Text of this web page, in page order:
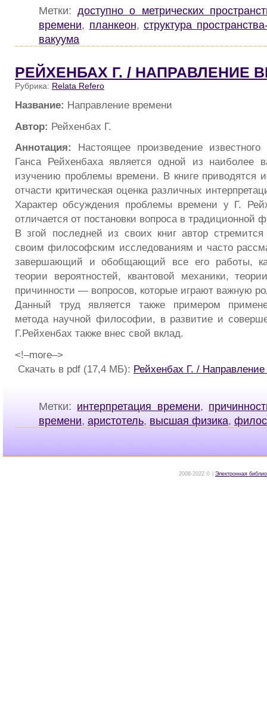
Метки:доступно о метрических
времени, планкеон, структура
вакуума
РЕЙХЕНБАХ Г. / НАПРАВЛЕНИЕ
Рубрика: Relata Refero
Название: Направление времени
Автор: Рейхенбах Г.
Аннотация: Настоящее произведение
Ганса Рейхенбаха является одной из наиболее
изучению проблемы времени. В книге приводятся
отчасти критическая оценка различных
Характер обсуждения проблемы времени у Г.
отличается от постановки вопроса в традиционной
В згой последней из своих книг автор
своим философским исследованиям и часто
завершающий и обобщающий все его работы,
теории вероятностей, квантовой механики,
причинности — вопросов, которые играют важную
Данный труд является также примером
метода научной философии, в развитие и
Г.Рейхенбах также внес свой вклад.
<!–more–>
Скачать в pdf (17,4 МБ): Рейхенбах Г. /
Метки: интерпретация времени,
времени, аристотель, высшая физика,
2008-2022 © | Электронная